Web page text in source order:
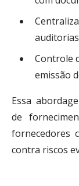
Controle
emissão
Essa
de
fornecedores
contra riscos